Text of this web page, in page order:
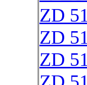
ZD
ZD
ZD